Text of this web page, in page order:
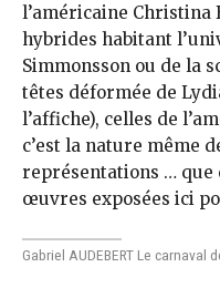
l’américaine Christina
hybrides habitant
Simmonsson ou de la
têtes déformée de
l’affiche), celles de
c’est la nature même
représentations … que
œuvres exposées ici
Gabriel AUDEBERT Le carnaval